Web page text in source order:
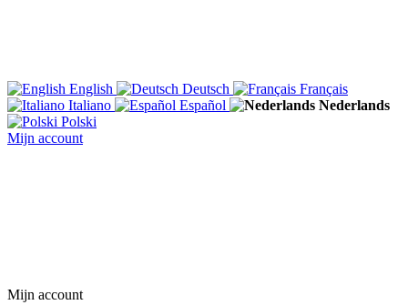
English Deutsch
Français
Italiano
Español
Nederlands
Polski
Mijn account
Mijn account